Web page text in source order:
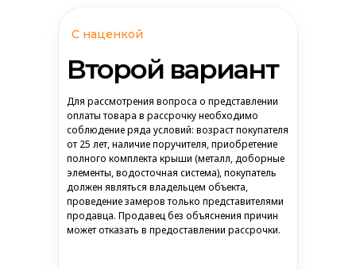
Для рассмотрения вопроса о представлении
оплаты товара в рассрочку необходимо
соблюдение ряда условий: возраст покупателя
от 25 лет, наличие поручителя, приобретение
полного комплекта крыши (металл, доборные
элементы, водосточная система), покупатель
должен являться владельцем объекта,
проведение замеров только представителями
продавца. Продавец без объяснения причин
может отказать в предоставлении рассрочки.
Второй вариант
С наценкой